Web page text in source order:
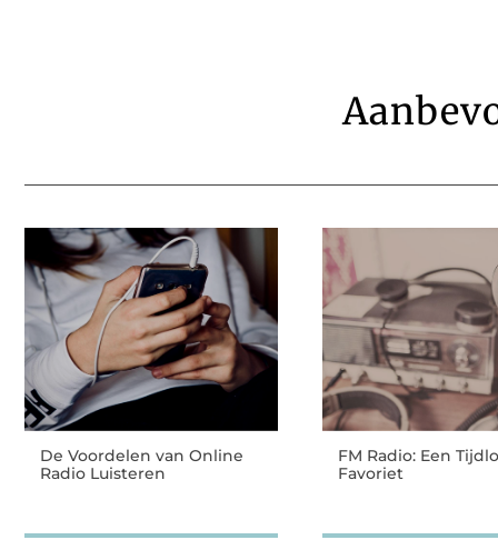
De Voordelen van Online
Radio Luisteren
FM Radio: Een
Favoriet